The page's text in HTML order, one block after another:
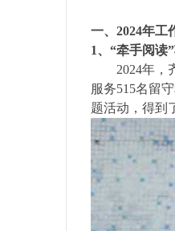
一、2024年工
1、 “牵手阅读
2024年，齐
服务515名留
题活动，得到